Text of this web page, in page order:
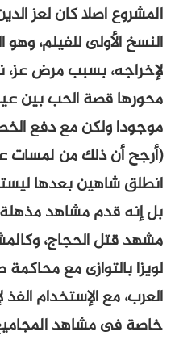
المشروع اصلا كان لعز
النسخ الأولى للفيلم،
لإخراجه، بسبب مرض عز،
محورها قصة الحب بين
موجودا ولكن مع دفع
(أرجح أن ذلك من لمسات
انطلق شاهين بعدها
بل إنه قدم مشاهد
مشهد قتل الحجاج،
لويزا بالتوازى مع
العرب، مع الإستخدام
خاصة فى مشاهد